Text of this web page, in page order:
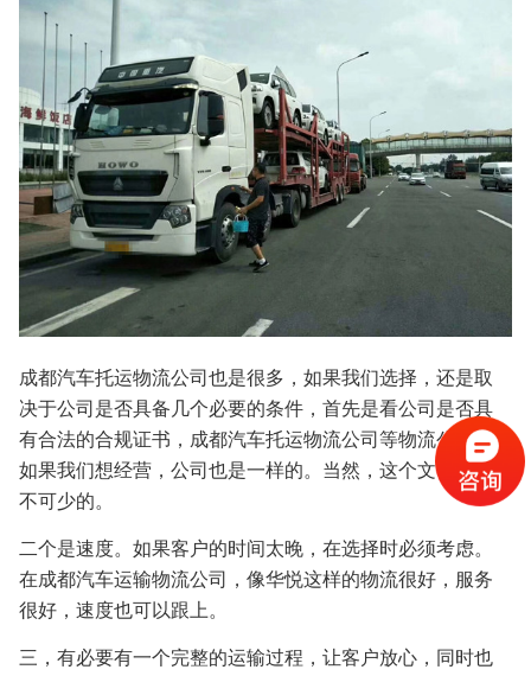
成都汽车托运物流公司也是很多，如果我们选择，还是取
决于公司是否具备几个必要的条件，首先是看公司是否具
有合法的合规证书，成都汽车托运物流公司等物流公司。
如果我们想经营，公司也是一样的。当然，这个文件是必
不可少的。
二个是速度。如果客户的时间太晚，在选择时必须考虑。
在成都汽车运输物流公司，像华悦这样的物流很好，服务
很好，速度也可以跟上。
三，有必要有一个完整的运输过程，让客户放心，同时也